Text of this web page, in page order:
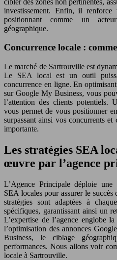
investissement. Enfin, il
positionnant comme un
géographique.
Concurrence locale :
Le marché de Sartrouville est
Le SEA local est un outil
concurrence en ligne. En
sur Google My Business, vous
l’attention des clients potentiels.
vous permet de vous positionner
surpassant ainsi vos concurrents
importante.
Les stratégies SEA
œuvre par l’agence
L’Agence Principale déploie une
SEA locales pour assurer le
stratégies sont adaptées à
spécifiques, garantissant ainsi un
L’expertise de l’agence englobe
l’optimisation des annonces
Business, le ciblage
performances. Nous allons voir
locale à Sartrouville.